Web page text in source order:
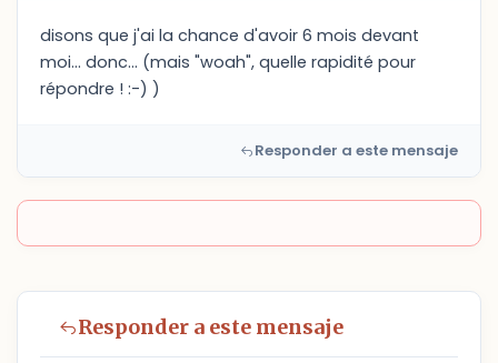
disons que j'ai la chance d'avoir 6 mois devant
moi... donc... (mais "woah", quelle rapidité pour
répondre ! :-) )
Responder a este mensaje
Responder a este mensaje